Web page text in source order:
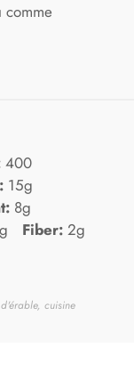
comme
400
15g
8g
Fiber: 2g
cuisine